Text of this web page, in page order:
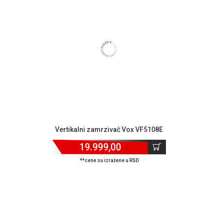
Vertikalni zamrzivač Vox VF5108E
19.999,00
**cene su izražene u RSD